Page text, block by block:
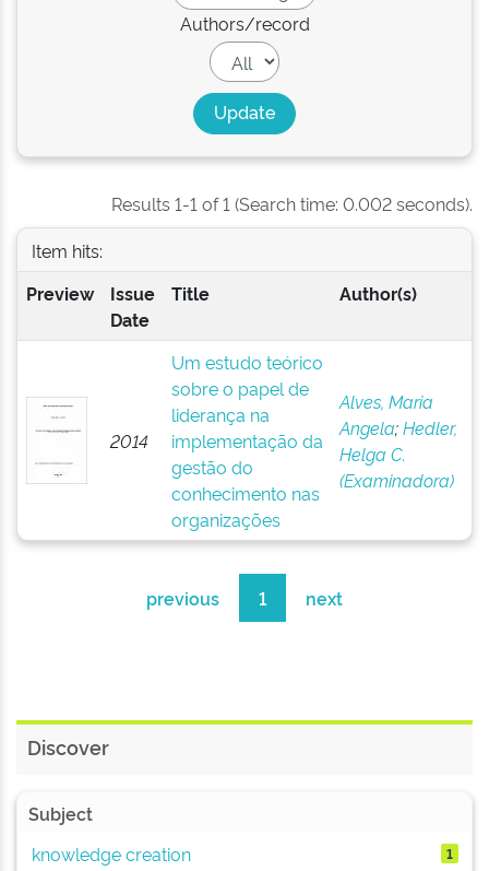
Authors/record
Results 1-1 of 1 (Search time: 0.002 seconds).
Item hits:
Preview
Issue
Date
Title Author(s)
2014
Um estudo teórico
sobre o papel de
liderança na
implementação da
gestão do
conhecimento nas
organizações
Alves, Maria
Angela;Hedler,
Helga C.
(Examinadora)
previous 1 next
Discover
Subject
knowledge creation
1